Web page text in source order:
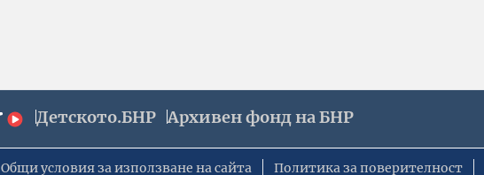
Детското.БНР Архивен фонд на БНР
Общи условия за използване на сайта Политика за поверителност